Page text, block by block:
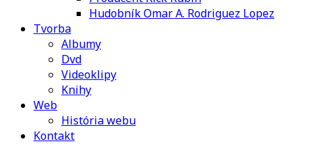
Hudobník Omar A. Rodriguez Lopez
Tvorba
Albumy
Dvd
Videoklipy
Knihy
Web
História webu
Kontakt